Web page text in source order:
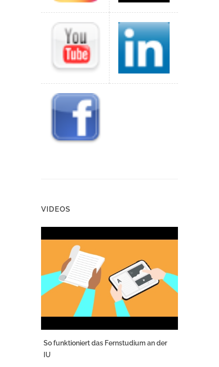
VIDEOS
So funktioniert das Fernstudium an der
IU